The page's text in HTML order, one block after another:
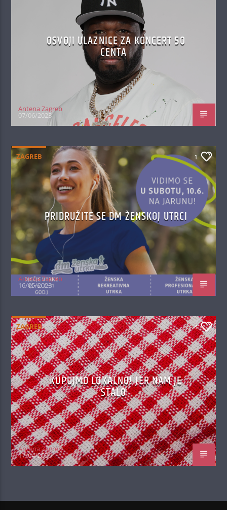
OSVOJI ULAZNICE ZA KONCERT 50
CENTA
Antena Zagreb
07/06/2023
ZAGREB 1
PRIDRUŽITE SE DM ŽENSKOJ UTRCI
Antena Zagreb
16/05/2023
ZAGREB 4
KUPUJMO LOKALNO! JER NAM JE
STALO
Antena Zagreb
17/04/2020